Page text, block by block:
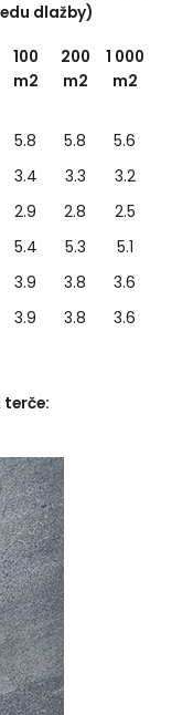
dlažby)
100
m2
200
m2
1 000
m2
5.8 5.8
5.6
3.4 3.3
3.2
2.9 2.8
2.5
5.4 5.3
5.1
3.9 3.8
3.6
3.9 3.8 3.6
terče: